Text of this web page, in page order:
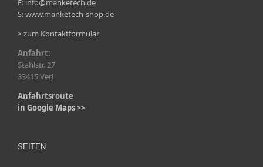
E: info@manketech.de
S: www.manketech-shop.de
> zum Kontaktformular
Anfahrt:
Stahlstr. 27
33415 Verl
Anfahrtsroute
in Google Maps >>
SEITEN